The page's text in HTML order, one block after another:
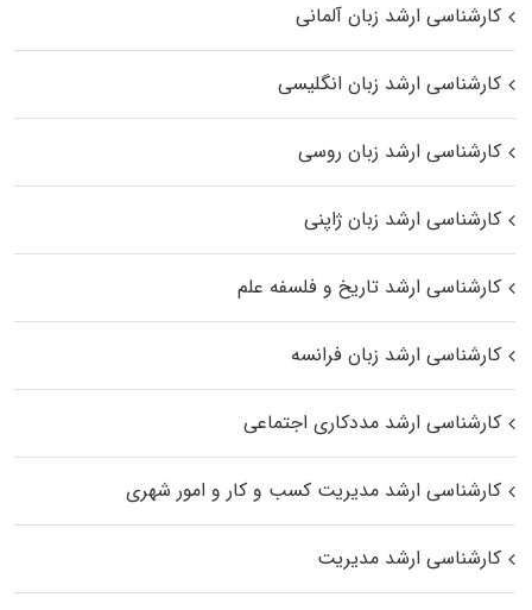
کارشناسی ارشد زبان آلمانی
کارشناسی ارشد زبان انگلیسی
کارشناسی ارشد زبان روسی
کارشناسی ارشد زبان ژاپنی
کارشناسی ارشد تاریخ و فلسفه علم
کارشناسی ارشد زبان فرانسه
کارشناسی ارشد مددکاری اجتماعی
کارشناسی ارشد مدیریت کسب و کار و امور شهری
کارشناسی ارشد مدیریت